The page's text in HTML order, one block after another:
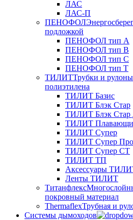
ЛАС
ЛАС-П
ПЕНОФОЛ
подложкой
ПЕНОФОЛ тип А
ПЕНОФОЛ тип B
ПЕНОФОЛ тип C
ПЕНОФОЛ тип T
ТИЛИТТрубки и
полиэтилена
ТИЛИТ Базис
ТИЛИТ Блэк Стар
ТИЛИТ Блэк Стар
ТИЛИТ
ТИЛИТ Супер
ТИЛИТ Супер
ТИЛИТ Супер СТ
ТИЛИТ ТП
Аксессуары
Ленты ТИЛИТ
Титанфлекс
покровный материал
ThermaflexТрубная и
Cистемы дымоходов